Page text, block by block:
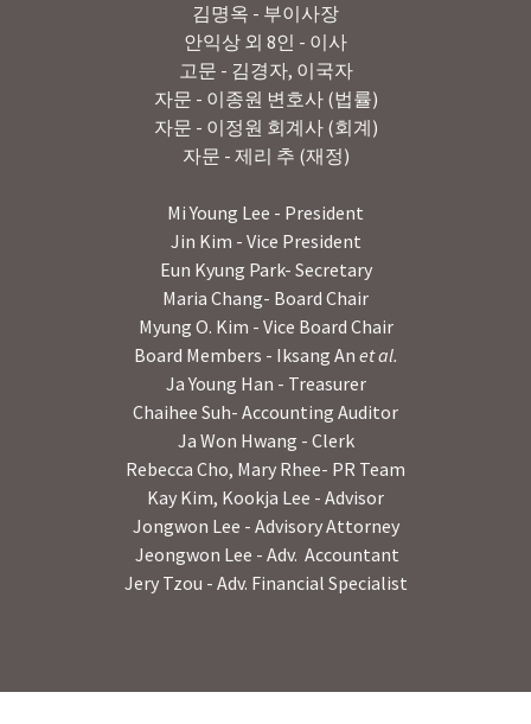
김명옥 - 부이사장
안익상 외 8인 - 이사
고문 - 김경자, 이국자
자문 - 이종원 변호사 (법률)
자문 - 이정원 회계사 (회계)
자문 - 제리 추 (재정)
Mi Young Lee - President
Jin Kim - Vice President
Eun Kyung Park- Secretary
Maria Chang- Board Chair
Myung O. Kim - Vice Board Chair
Board Members - Iksang An et al.
Ja Young Han - Treasurer
Chaihee Suh- Accounting Auditor
Ja Won Hwang - Clerk
Rebecca Cho, Mary Rhee- PR Team
Kay Kim, Kookja Lee - Advisor
Jongwon Lee - Advisory Attorney
Jeongwon Lee - Adv. Accountant
Jery Tzou - Adv. Financial Specialist